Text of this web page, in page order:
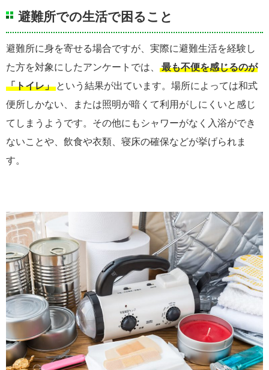
避難所での生活で困ること
避難所に身を寄せる場合ですが、実際に避難生活を経験し
た方を対象にしたアンケートでは、
最も不便を感じるのが
「トイレ」 という結果が出ています。場所によっては和式
便所しかない、または照明が暗くて利用がしにくいと感じ
てしまうようです。その他にもシャワーがなく入浴ができ
ないことや、飲食や衣類、寝床の確保などが挙げられま
す。